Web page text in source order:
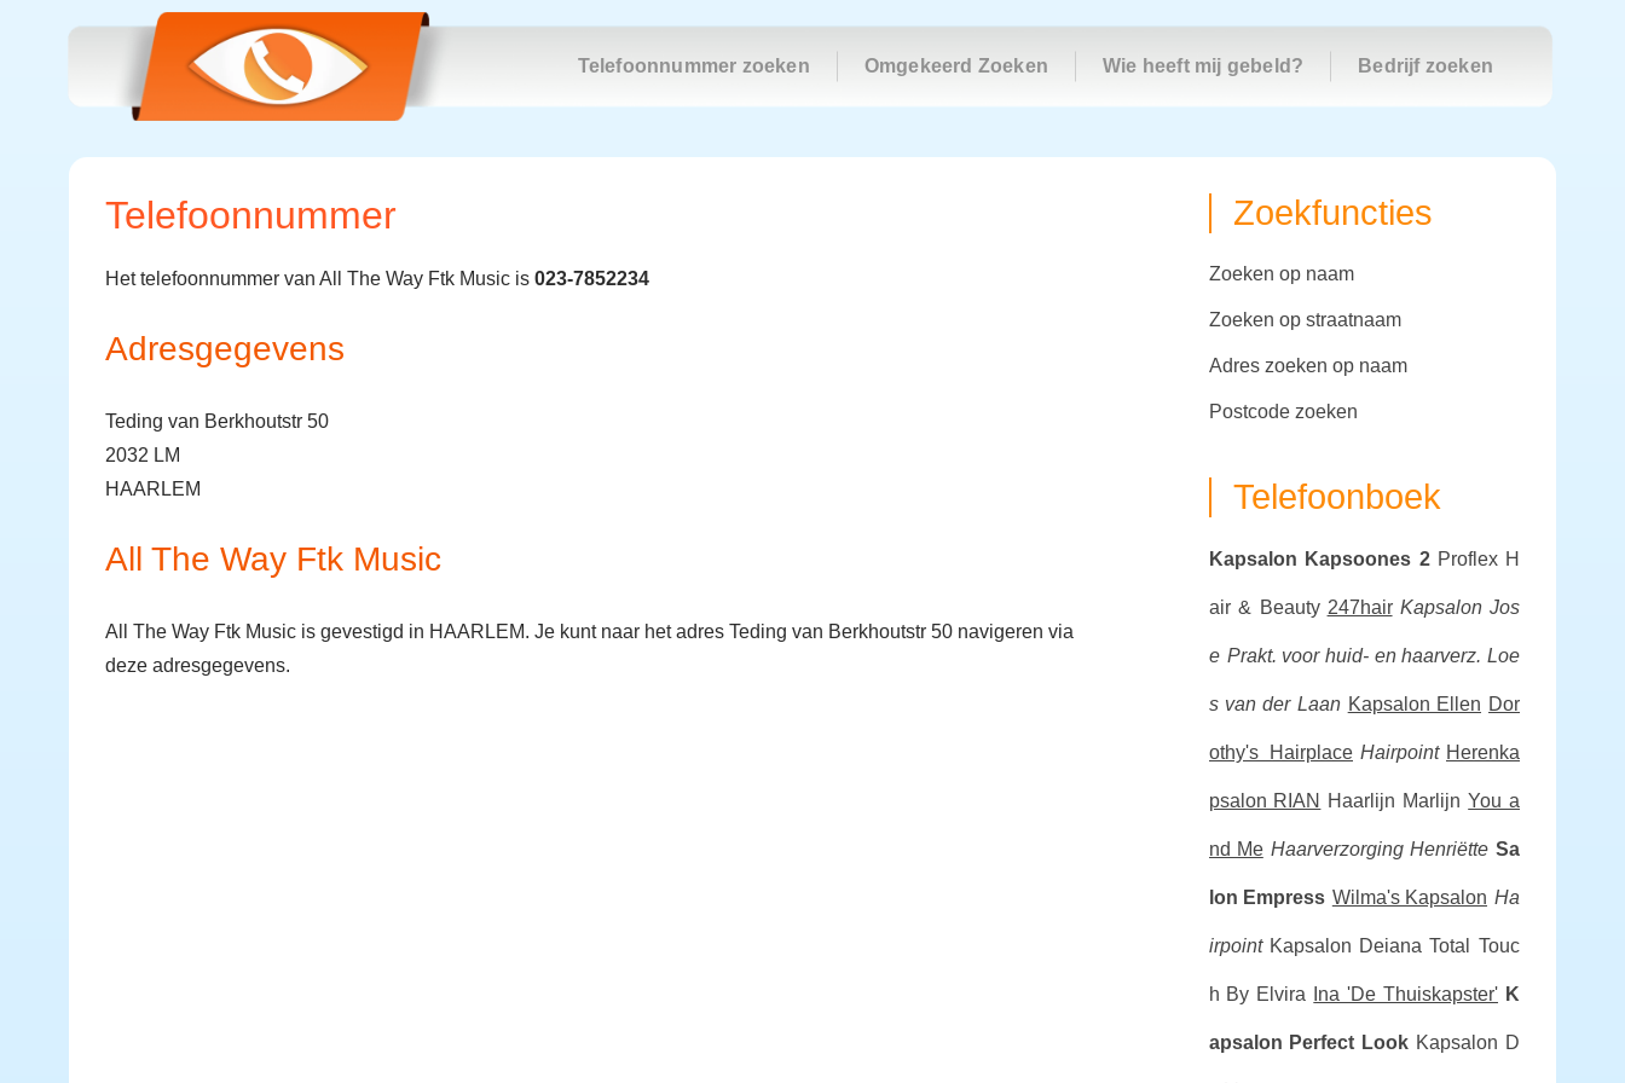
Telefoonnummer zoeken Omgekeerd Zoeken Wie heeft mij gebeld? Bedrijf zoeken
Telefoonnummer
Het telefoonnummer van All The Way Ftk Music is 023-7852234
Adresgegevens
Teding van Berkhoutstr 50
2032 LM
HAARLEM
All The Way Ftk Music
All The Way Ftk Music is gevestigd in HAARLEM. Je kunt naar het adres Teding van Berkhoutstr 50 navigeren via
deze adresgegevens.
Zoekfuncties
zoeken op naam
zoeken op straatnaam
adres zoeken op naam
postcode zoeken
Telefoonboek
Kapsalon Kapsoones 2 Proflex H
air & Beauty 247hair Kapsalon Jos
e Prakt. voor huid- en haarverz. Loe
s van der Laan Kapsalon Ellen Dor
othy's Hairplace Hairpoint Herenka
psalon RIAN Haarlijn Marlijn You a
nd Me Haarverzorging Henriëtte Sa
lon Empress Wilma's Kapsalon Ha
irpoint Kapsalon Deiana Total Touc
h By Elvira Ina 'De Thuiskapster' K
apsalon Perfect Look Kapsalon D